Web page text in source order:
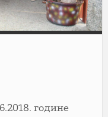
године